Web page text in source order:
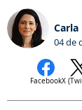
Carla
04 de
FacebookX